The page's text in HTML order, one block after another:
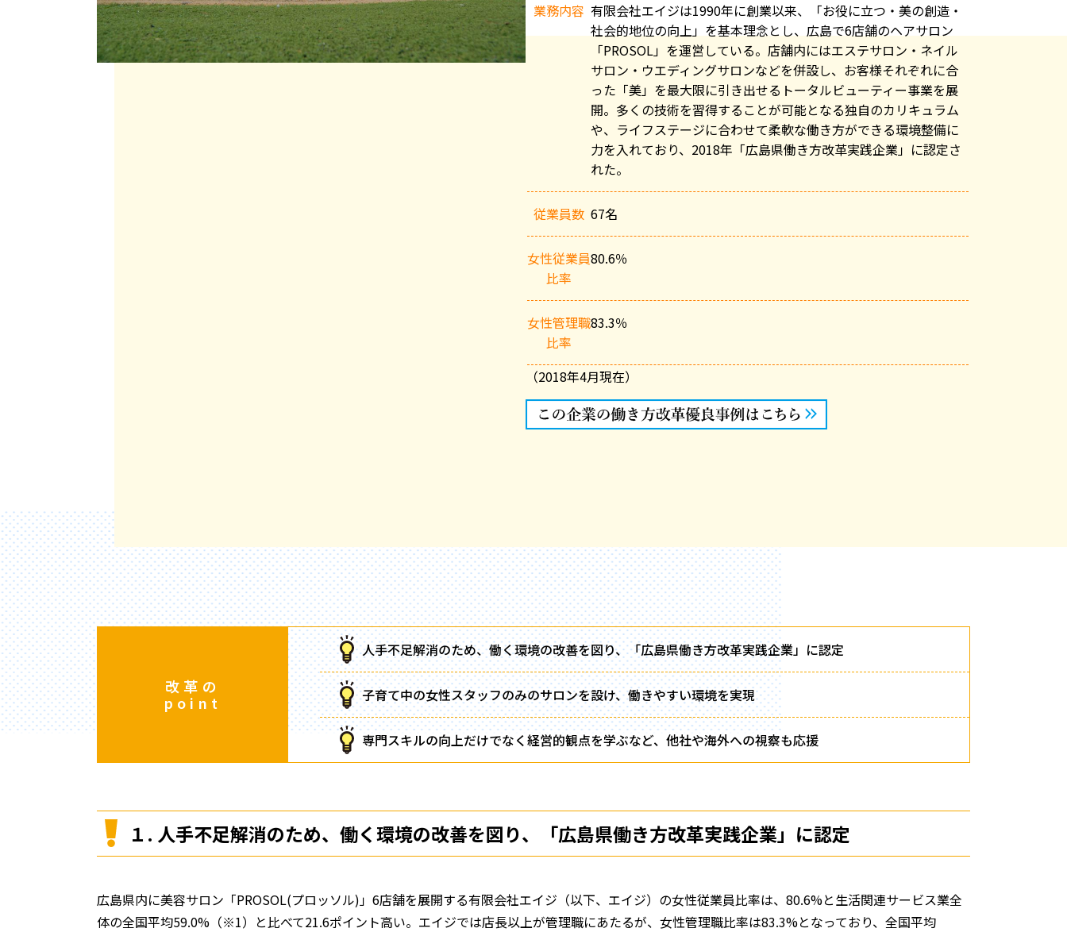
業務内容 有限会社エイジは1990年に創業以来、「お役に立つ・美の創造・
社会的地位の向上」を基本理念とし、広島で6店舗のヘアサロン
「PROSOL」を運営している。店舗内にはエステサロン・ネイル
サロン・ウエディングサロンなどを併設し、お客様それぞれに合
った「美」を最大限に引き出せるトータルビューティー事業を展
開。多くの技術を習得することが可能となる独自のカリキュラム
や、ライフステージに合わせて柔軟な働き方ができる環境整備に
力を入れており、2018年「広島県働き方改革実践企業」に認定さ
れた。
従業員数 67名
女性従業員
比率
80.6％
女性管理職
比率
83.3％
（2018年4月現在）
改革の
point
人手不足解消のため、働く環境の改善を図り、「広島県働き方改革実践企業」に認定
子育て中の女性スタッフのみのサロンを設け、働きやすい環境を実現
専門スキルの向上だけでなく経営的観点を学ぶなど、他社や海外への視察も応援
１. 人手不足解消のため、働く環境の改善を図り、「広島県働き方改革実践企業」に認定
広島県内に美容サロン「PROSOL(プロッソル)」6店舗を展開する有限会社エイジ（以下、エイジ）の女性従業員比率は、80.6%と生活関連サービス業全
体の全国平均59.0%（※1）と比べて21.6ポイント高い。エイジでは店長以上が管理職にあたるが、女性管理職比率は83.3%となっており、全国平均